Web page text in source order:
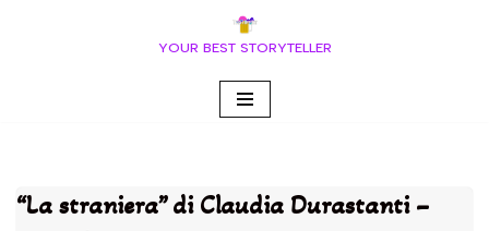
YOUR BEST STORYTELLER
“La straniera” di Claudia Durastanti –